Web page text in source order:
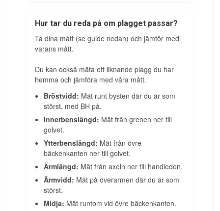
Hur tar du reda på om plagget passar?
Ta dina mått (se guide nedan) och jämför med
varans mått.
Du kan också mäta ett liknande plagg du har
hemma och jämföra med våra mått.
Bröstvidd: Mät runt bysten där du är som
störst, med BH på.
Innerbenslängd: Mät från grenen ner till
golvet.
Ytterbenslängd: Mät från övre
bäckenkanten ner till golvet.
Ärmlängd: Mät från axeln ner till handleden.
Ärmvidd: Mät på överarmen där du är som
störst.
Midja: Mät runtom vid övre bäckenkanten.